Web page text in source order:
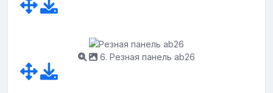
6. Резная панель ab26